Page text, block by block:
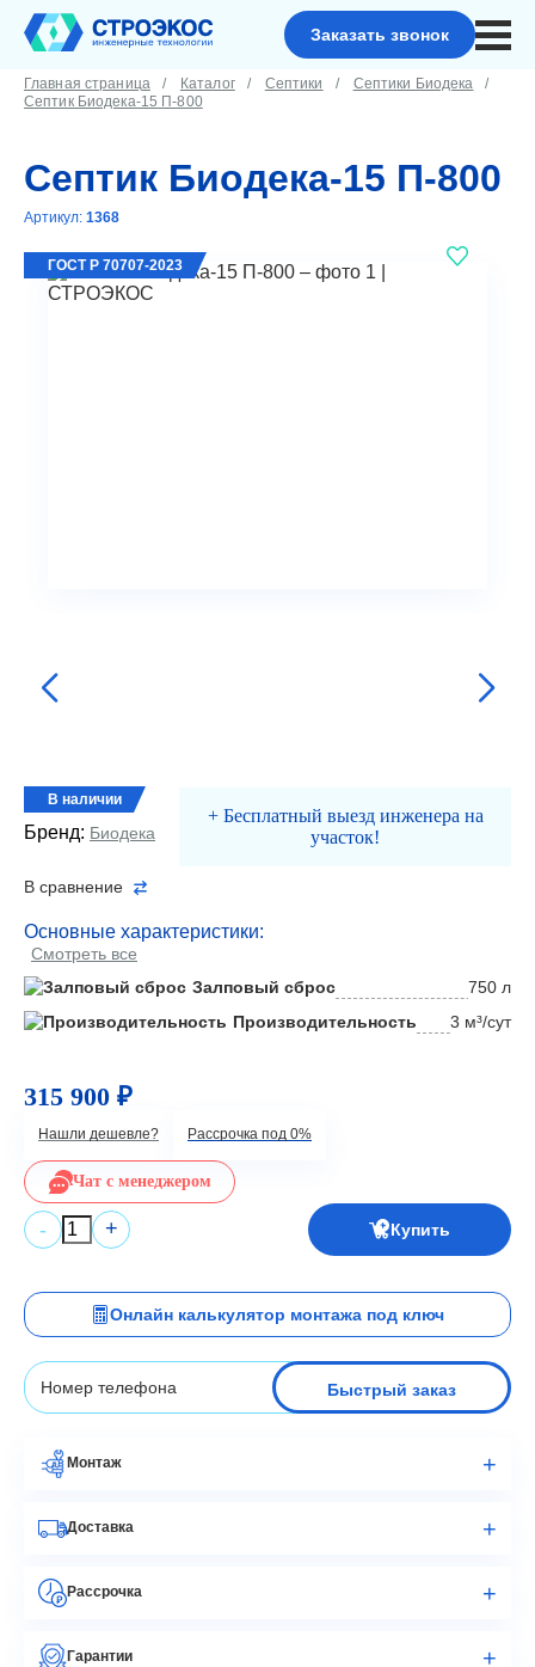
Заказать звонок
Главная страница Каталог Септики
Септики Биодека
Септик Биодека-15 П-800
Септик Биодека-15 П-800
Артикул: 1368
ГОСТ Р 70707-2023
В наличии
Бренд: Биодека
+ Бесплатный выезд инженера на
участок!
В сравнение
Основные характеристики:
Смотреть все
Залповый сброс
750 л
Производительность
3 м³/сут
- +
315 900 ₽
Нашли дешевле? Рассрочка под 0%
Чат с менеджером
Купить
Онлайн калькулятор монтажа под ключ
Быстрый заказ
Монтаж
Доставка
Рассрочка
Гарантии